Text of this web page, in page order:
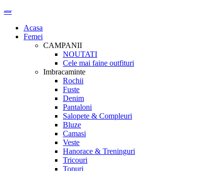
Acasa
Femei
CAMPANII
NOUTATI
Cele mai faine outfituri
Imbracaminte
Rochii
Fuste
Denim
Pantaloni
Salopete & Compleuri
Bluze
Camasi
Veste
Hanorace & Treninguri
Tricouri
Topuri